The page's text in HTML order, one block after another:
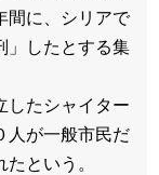
間に、シリアで
」したとする集
したシャイター
人が一般市民だ
という。